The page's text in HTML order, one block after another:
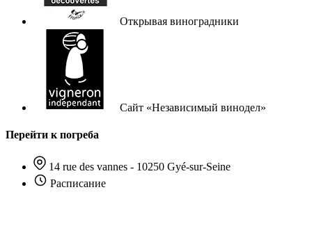
Открывая виноградники
Сайт «Независимый винодел»
Перейти к погреба
14 rue des vannes - 10250 Gyé-sur-Seine
Расписание